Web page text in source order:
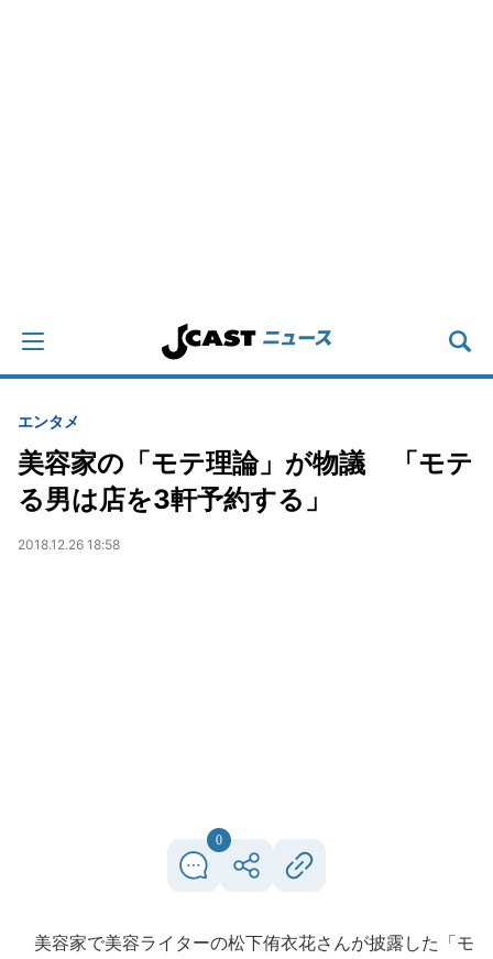
エンタメ
美容家の「モテ理論」が物議 「モテ
る男は店を3軒予約する」
2018.12.26 18:58
0
美容家で美容ライターの松下侑衣花さんが披露した「モ